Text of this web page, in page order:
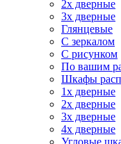
2х дверные
3х дверные
Глянцевые
С зеркалом
С рисунком
По вашим
Шкафы
1х дверные
2х дверные
3х дверные
4х дверные